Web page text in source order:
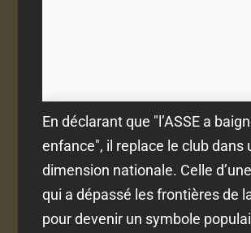
En déclarant que "l’ASSE a
enfance", il replace le club dans
dimension nationale. Celle
qui a dépassé les frontières de
pour devenir un symbole